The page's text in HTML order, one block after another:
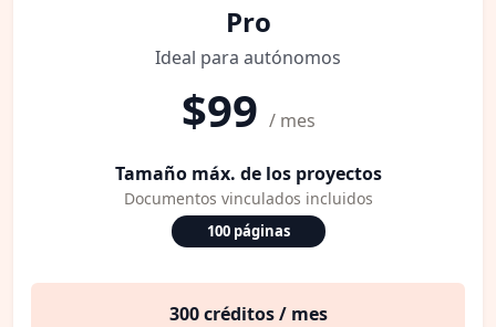
Pro
Ideal para autónomos
$99 / mes
Tamaño máx. de los proyectos
Documentos vinculados incluidos
100 páginas
300 créditos / mes